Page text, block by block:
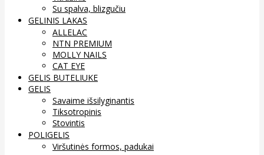
Su spalva, blizgučiu
GELINIS LAKAS
ALLELAC
NTN PREMIUM
MOLLY NAILS
CAT EYE
GELIS BUTELIUKE
GELIS
Savaime išsilyginantis
Tiksotropinis
Stovintis
POLIGELIS
Viršutinės formos, padukai